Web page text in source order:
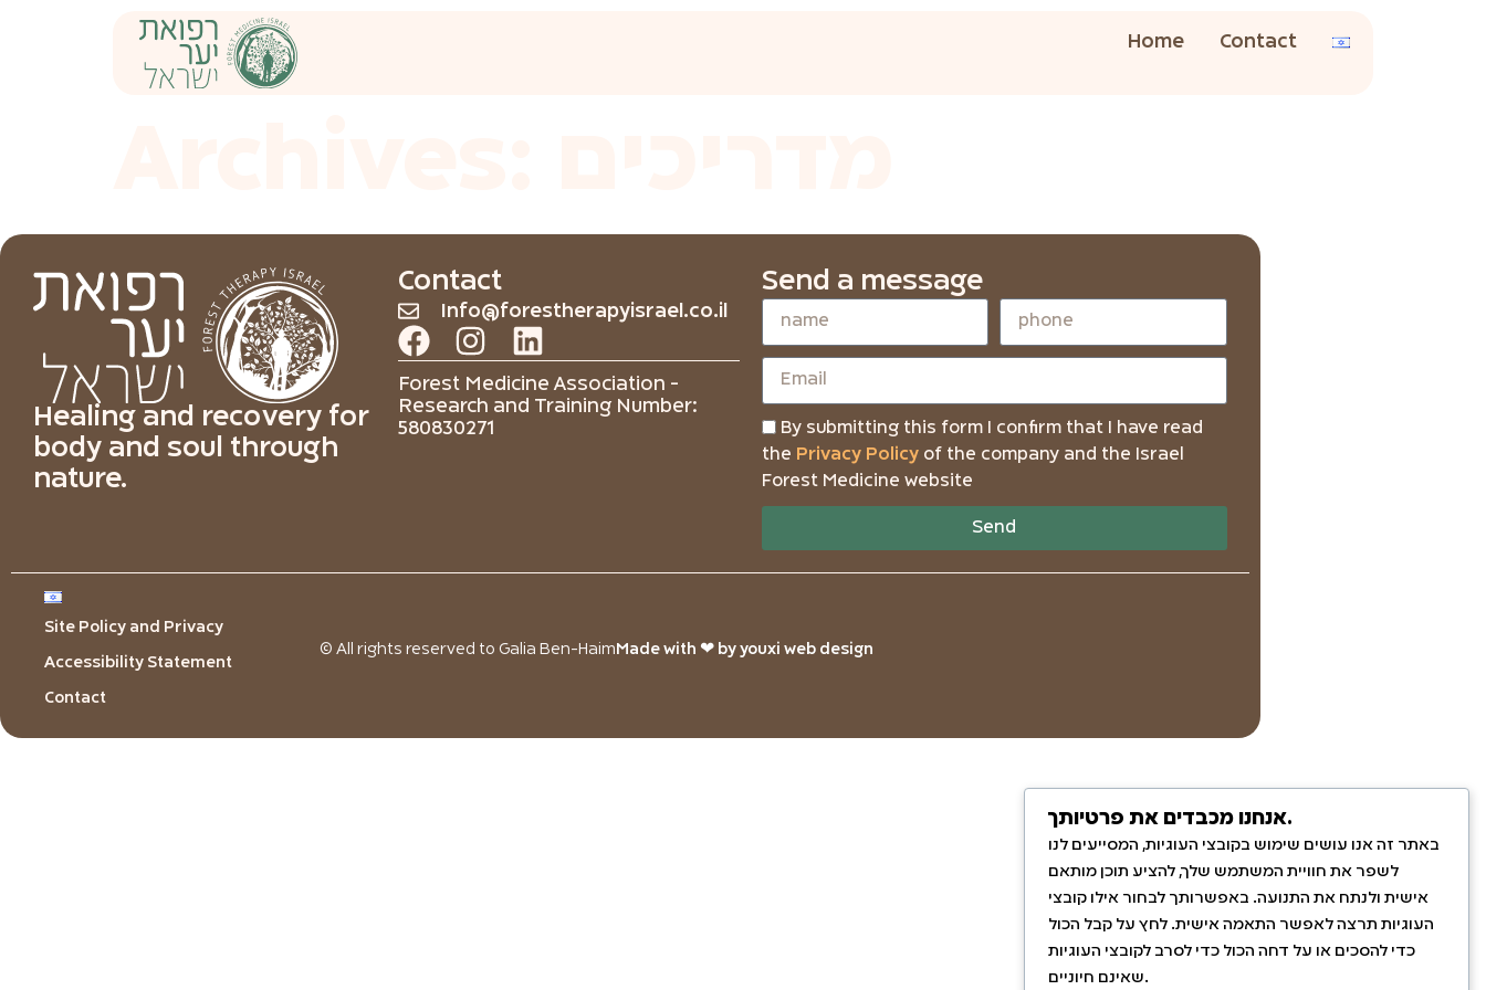
Home
Contact
Healing and recovery for
body and soul through
nature.
Contact
Info@forestherapyisrael.co.il
Forest Medicine Association -
Research and Training Number:
580830271
Send a message
By submitting this form I confirm that I have read
the Privacy Policy of the company and the Israel
Forest Medicine website
Send
Site Policy and Privacy
Accessibility Statement
Contact
© All rights reserved to Galia Ben-HaimMade with ❤ by youxi web design​​
אנחנו מכבדים את פרטיותך.
באתר זה אנו עושים שימוש בקובצי העוגיות, המסייעים לנו
לשפר את חוויית המשתמש שלך, להציע תוכן מותאם
אישית ולנתח את התנועה. באפשרותך לבחור אילו קובצי
העוגיות תרצה לאפשר התאמה אישית. לחץ על קבל הכול
כדי להסכים או על דחה הכול כדי לסרב לקובצי העוגיות
שאינם חיוניים.